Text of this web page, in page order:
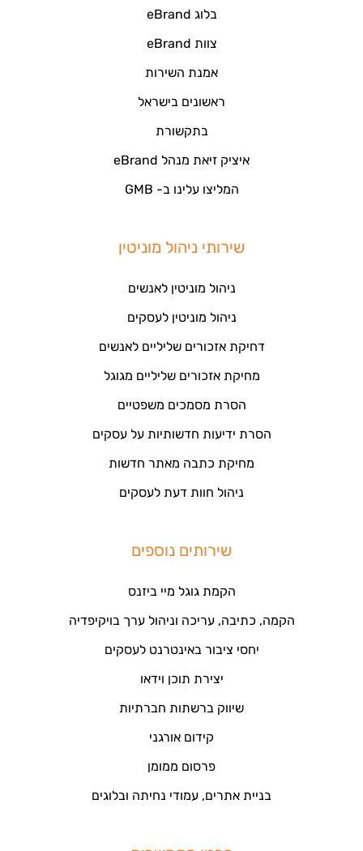
בלוג eBrand
צוות eBrand
אמנת השירות
ראשונים בישראל
בתקשורת
איציק זיאת מנהל eBrand
המליצו עלינו ב- GMB
שירותי ניהול מוניטין
ניהול מוניטין לאנשים
ניהול מוניטין לעסקים
דחיקת אזכורים שליליים לאנשים
מחיקת אזכורים שליליים מגוגל
הסרת מסמכים משפטיים
הסרת ידיעות חדשותיות על עסקים
מחיקת כתבה מאתר חדשות
ניהול חוות דעת לעסקים
שירותים נוספים
הקמת גוגל מיי ביזנס
הקמה, כתיבה, עריכה וניהול ערך בויקיפדיה
יחסי ציבור באינטרנט לעסקים
יצירת תוכן וידאו
שיווק ברשתות חברתיות
קידום אורגני
פרסום ממומן
בניית אתרים, עמודי נחיתה ובלוגים